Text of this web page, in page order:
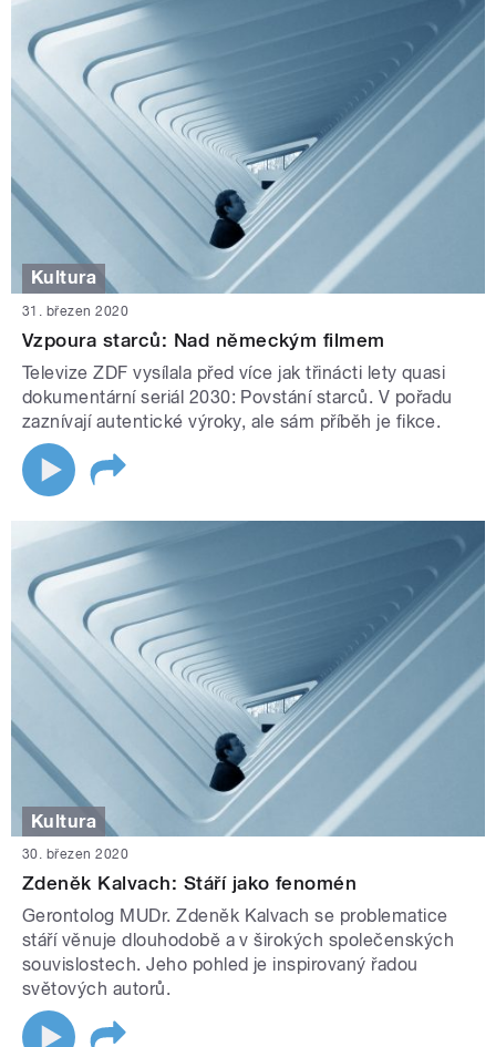
Kultura
31. březen 2020
Vzpoura starců: Nad německým filmem
Televize ZDF vysílala před více jak třinácti lety quasi
dokumentární seriál 2030: Povstání starců. V pořadu
zaznívají autentické výroky, ale sám příběh je fikce.
Kultura
30. březen 2020
Zdeněk Kalvach: Stáří jako fenomén
Gerontolog MUDr. Zdeněk Kalvach se problematice
stáří věnuje dlouhodobě a v širokých společenských
souvislostech. Jeho pohled je inspirovaný řadou
světových autorů.